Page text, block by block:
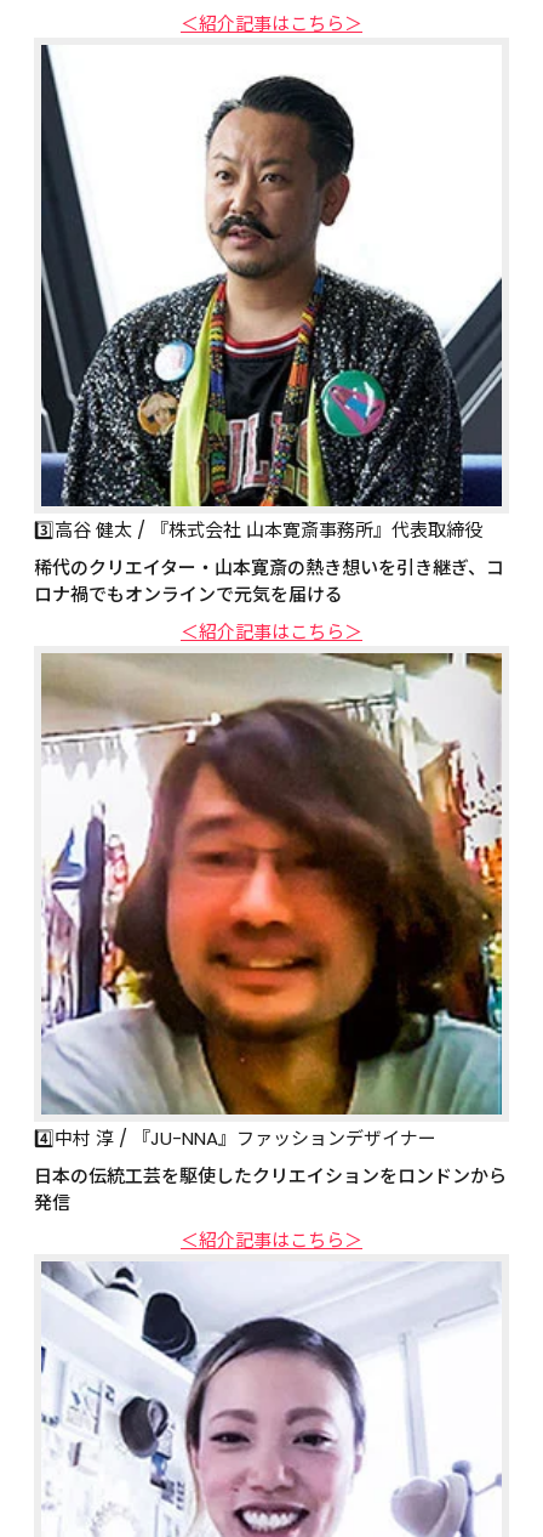
＜紹介記事はこちら＞
3️⃣高谷 健太 / 『株式会社 山本寛斎事務所』代表取締役
稀代のクリエイター・山本寛斎の熱き想いを引き継ぎ、コ
ロナ禍でもオンラインで元気を届ける
＜紹介記事はこちら＞
4️⃣中村 淳 / 『JU-NNA』ファッションデザイナー
日本の伝統工芸を駆使したクリエイションをロンドンから
発信
＜紹介記事はこちら＞